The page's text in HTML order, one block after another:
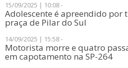
15/09/2025 | 10:08 -
Adolescente é apreendido por
praça de Pilar do Sul
14/09/2025 | 15:58 -
Motorista morre e quatro
em capotamento na SP-264